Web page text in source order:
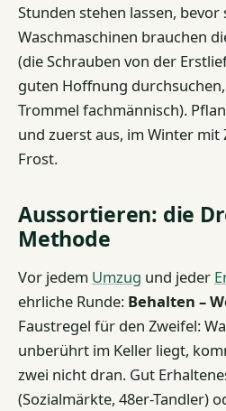
Stunden stehen lassen, bevor
Waschmaschinen brauchen
(die Schrauben von der
guten Hoffnung
Trommel fachmännisch).
und zuerst aus, im Winter
Frost.
Aussortieren: die
Methode
Vor jedem Umzug und jeder
ehrliche Runde: Behalten –
Faustregel für den Zweifel:
unberührt im Keller liegt,
zwei nicht dran. Gut
(Sozialmärkte, 48er-Tandler)